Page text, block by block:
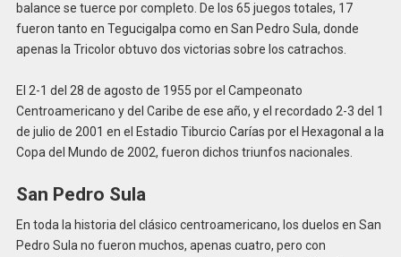
balance se tuerce por completo. De los 65 juegos totales, 17
fueron tanto en Tegucigalpa como en San Pedro Sula, donde
apenas la Tricolor obtuvo dos victorias sobre los catrachos.
El 2-1 del 28 de agosto de 1955 por el Campeonato
Centroamericano y del Caribe de ese año, y el recordado 2-3 del 1
de julio de 2001 en el Estadio Tiburcio Carías por el Hexagonal a la
Copa del Mundo de 2002, fueron dichos triunfos nacionales.
San Pedro Sula
En toda la historia del clásico centroamericano, los duelos en San
Pedro Sula no fueron muchos, apenas cuatro, pero con